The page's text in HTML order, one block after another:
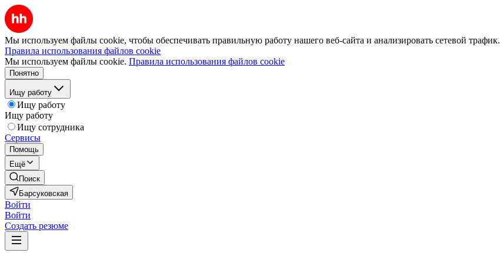
Мы используем файлы cookie, чтобы обеспечивать правильную работу нашего веб-сайта и анализировать сетевой трафик.
Правила использования файлов cookie
Мы используем файлы cookie. Правила использования файлов cookie
Понятно
Ищу работу
Ищу работу
Ищу работу
Ищу сотрудника
Сервисы
Помощь
Ещё
Поиск
Барсуковская
Войти
Войти
Создать резюме